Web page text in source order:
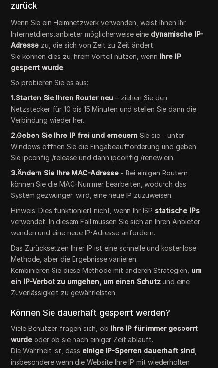
zurück
Wenn Sie ein Heimnetzwerk verwenden, weist Ihnen Ihr
Internetdienstanbieter möglicherweise eine dynamische IP-
Adresse zu, die sich von Zeit zu Zeit ändert.
Sie können dies zu Ihrem Vorteil nutzen, wenn Ihre IP
gesperrt wurde.
So probieren Sie es aus:
1.Starten Sie Ihren Router neu – ziehen Sie den
Netzstecker für 10 bis 15 Minuten und stellen Sie dann die
Verbindung wieder her.
2.Geben Sie Ihre IP frei und erneuern Sie sie – unter
Windows öffnen Sie die Eingabeaufforderung und geben
Sie ipconfig /release und dann ipconfig /renew ein.
3.Ändern Sie Ihre MAC-Adresse - Bei einigen Routern
können Sie die MAC-Nummer bearbeiten, wodurch das
System gezwungen wird, eine neue IP zuzuweisen.
Hinweis: Dies funktioniert nicht, wenn Ihr ISP statische IPs
verwendet. In diesem Fall müssen Sie sich an Ihren Anbieter
wenden und eine neue IP-Adresse anfordern.
Das Zurücksetzen Ihrer IP ist eine schnelle und kostenlose
Methode, aber die Ergebnisse variieren.
Kombinieren Sie diese Methode mit anderen Strategien, um
ein IP-Verbot zu umgehen, um einen Schutz und eine
Zuverlässigkeit zu gewährleisten.
Können Sie dauerhaft gesperrt werden?
Viele Benutzer fragen sich, ob Ihre IP für immer gesperrt
wurde oder ob sie nach einiger Zeit abläuft.
Die Wahrheit ist, dass einige IP-Sperren dauerhaft sind
insbesondere wenn die Website Ihre IP mit wiederholten